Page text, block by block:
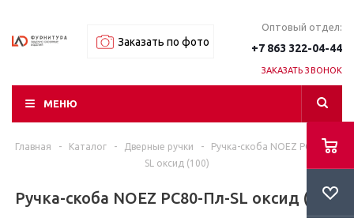
Заказать по фото
Оптовый отдел:
+7 863 322-04-44
ЗАКАЗАТЬ ЗВОНОК
МЕНЮ
Главная - Каталог - Дверные ручки -
Ручка-скоба NOEZ РС80-Пл-
SL оксид (100)
Ручка-скоба NOEZ РС80-Пл-SL оксид (100)